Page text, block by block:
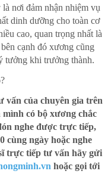
nơi đảm nhận nhiệm vụ
dinh dưỡng cho toàn cơ
cao, quan trọng nhất là
cạnh đó xương cũng
tưởng khi trưởng thành.
vấn của chuyên gia trên
có bộ xương chắc
nghe được trực tiếp,
cùng ngày hoặc nghe
trực tiếp tư vấn hãy gửi
hoặc gọi tới